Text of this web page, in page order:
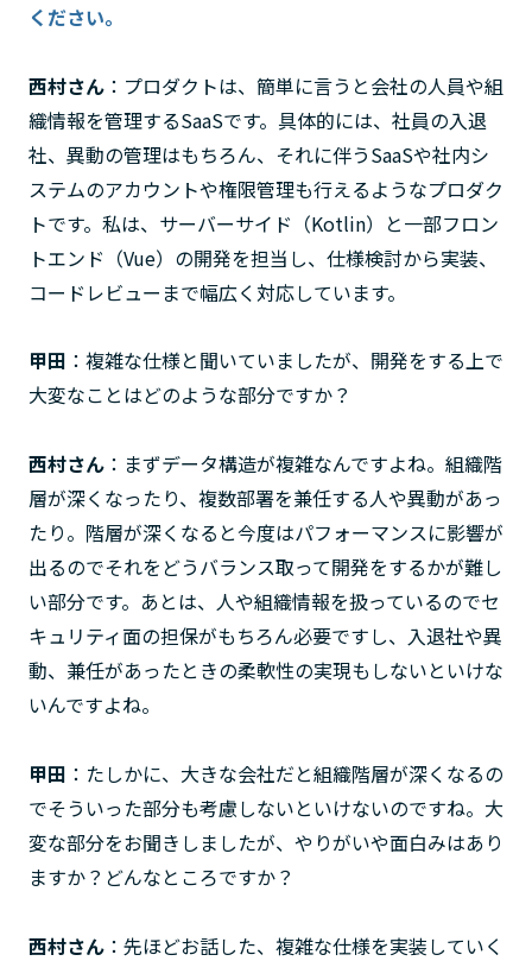
ください。
西村さん：プロダクトは、簡単に言うと会社の人員や組
織情報を管理するSaaSです。具体的には、社員の入退
社、異動の管理はもちろん、それに伴うSaaSや社内シ
ステムのアカウントや権限管理も行えるようなプロダク
トです。私は、サーバーサイド（Kotlin）と一部フロン
トエンド（Vue）の開発を担当し、仕様検討から実装、
コードレビューまで幅広く対応しています。
甲田 ：複雑な仕様と聞いていましたが、開発をする上で
大変なことはどのような部分ですか？
西村さん：まずデータ構造が複雑なんですよね。組織階
層が深くなったり、複数部署を兼任する人や異動があっ
たり。階層が深くなると今度はパフォーマンスに影響が
出るのでそれをどうバランス取って開発をするかが難し
い部分です。あとは、人や組織情報を扱っているのでセ
キュリティ面の担保がもちろん必要ですし、入退社や異
動、兼任があったときの柔軟性の実現もしないといけな
いんですよね。
甲田 ：たしかに、大きな会社だと組織階層が深くなるの
でそういった部分も考慮しないといけないのですね。大
変な部分をお聞きしましたが、やりがいや面白みはあり
ますか？どんなところですか？
西村さん：先ほどお話した、複雑な仕様を実装していく